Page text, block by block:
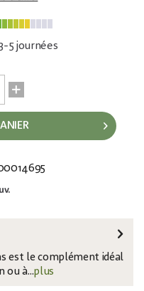
5 journées
est le complément idéal
ou à...plus